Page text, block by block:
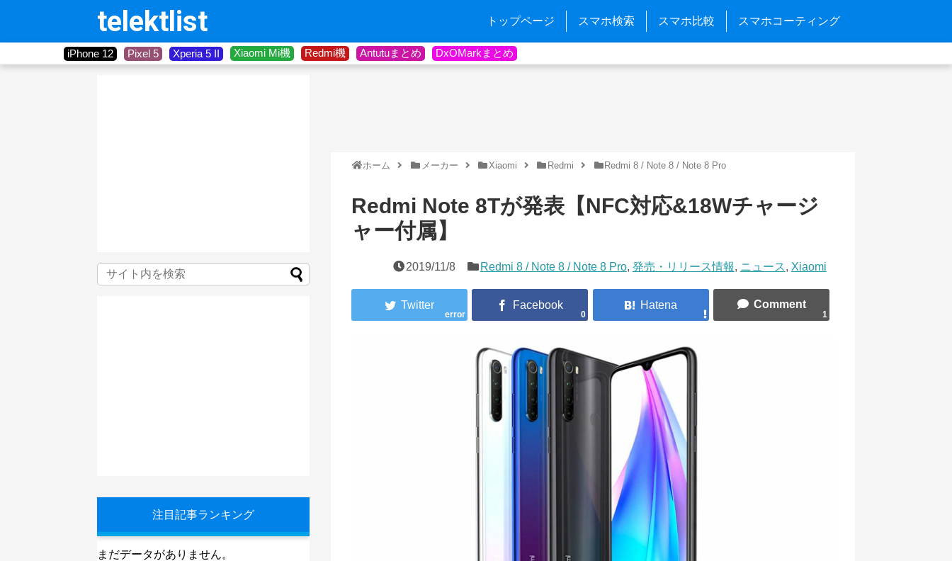
telektlist トップページ スマホ検索 スマホ比較 スマホコーティング
iPhone 12 Pixel 5 Xperia 5 II Xiaomi Mi機 Redmi機 Antutuまとめ DxOMarkまとめ
ホーム メーカー Xiaomi Redmi Redmi 8 / Note 8 / Note 8 Pro
Redmi Note 8Tが発表【NFC対応&18Wチャージ
ャー付属】
2019/11/8 Redmi 8 / Note 8 / Note 8 Pro, 発売・リリース情報, ニュース, Xiaomi
error 0 1
注目記事ランキング
まだデータがありません。